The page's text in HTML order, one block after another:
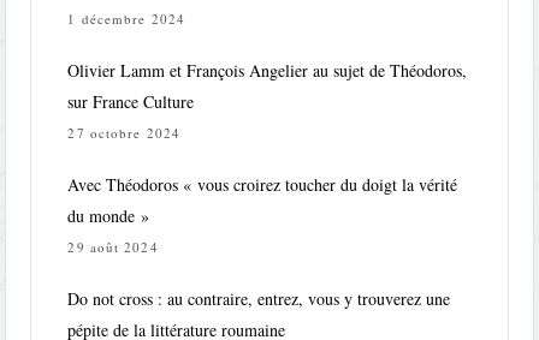
1 décembre 2024
Olivier Lamm et François Angelier au sujet de Théodoros,
sur France Culture
27 octobre 2024
Avec Théodoros « vous croirez toucher du doigt la vérité
du monde »
29 août 2024
Do not cross : au contraire, entrez, vous y trouverez une
pépite de la littérature roumaine